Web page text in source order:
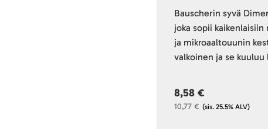
Bauscherin syvä
joka sopii
ja mikroaaltouunin
valkoinen ja se kuuluu
(sis. 25.5% ALV)
10,77 €
8,58 €